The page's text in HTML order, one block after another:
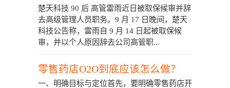
楚天科技 90 后 高管雷雨近日被取保候审并辞
去高级管理人员职务。9 月 17 日晚间，楚天
科技公告称，雷雨自 9 月 14 日起被取保候
审，并以个人原因辞去公司高管职...
零售药店O2O到底应该怎么做？
一、明确目标与定位首先，要明确零售药店开